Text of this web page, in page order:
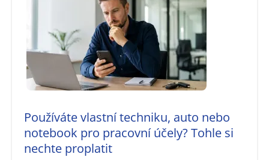
Používáte vlastní techniku, auto nebo
notebook pro pracovní účely? Tohle si
nechte proplatit